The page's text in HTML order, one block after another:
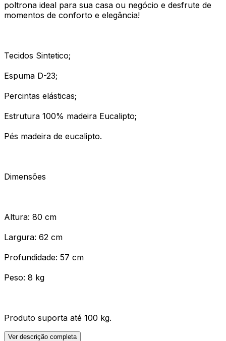
poltrona ideal para sua casa ou negócio e desfrute de
momentos de conforto e elegância!
Tecidos Sintetico;
Espuma D-23;
Percintas elásticas;
Estrutura 100% madeira Eucalipto;
Pés madeira de eucalipto.
Dimensões
Altura: 80 cm
Largura: 62 cm
Profundidade: 57 cm
Peso: 8 kg
Produto suporta até 100 kg.
Ver descrição completa